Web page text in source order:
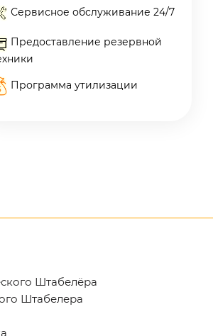
Сервисное обслуживание 24/7
Предоставление резервной
Программа утилизации
Штабелёра
Штабелера